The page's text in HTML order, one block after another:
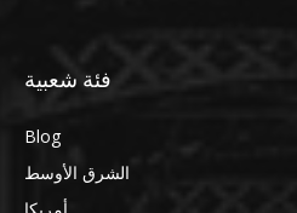
فئة شعبية
Blog
الشرق الأوسط